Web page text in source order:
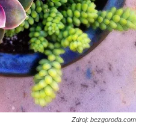
Zdroj: bezgoroda.com